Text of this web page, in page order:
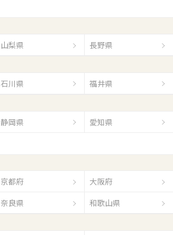
山梨県 長野県
石川県 福井県
静岡県
愛知県
京都府
大阪府
奈良県 和歌山県